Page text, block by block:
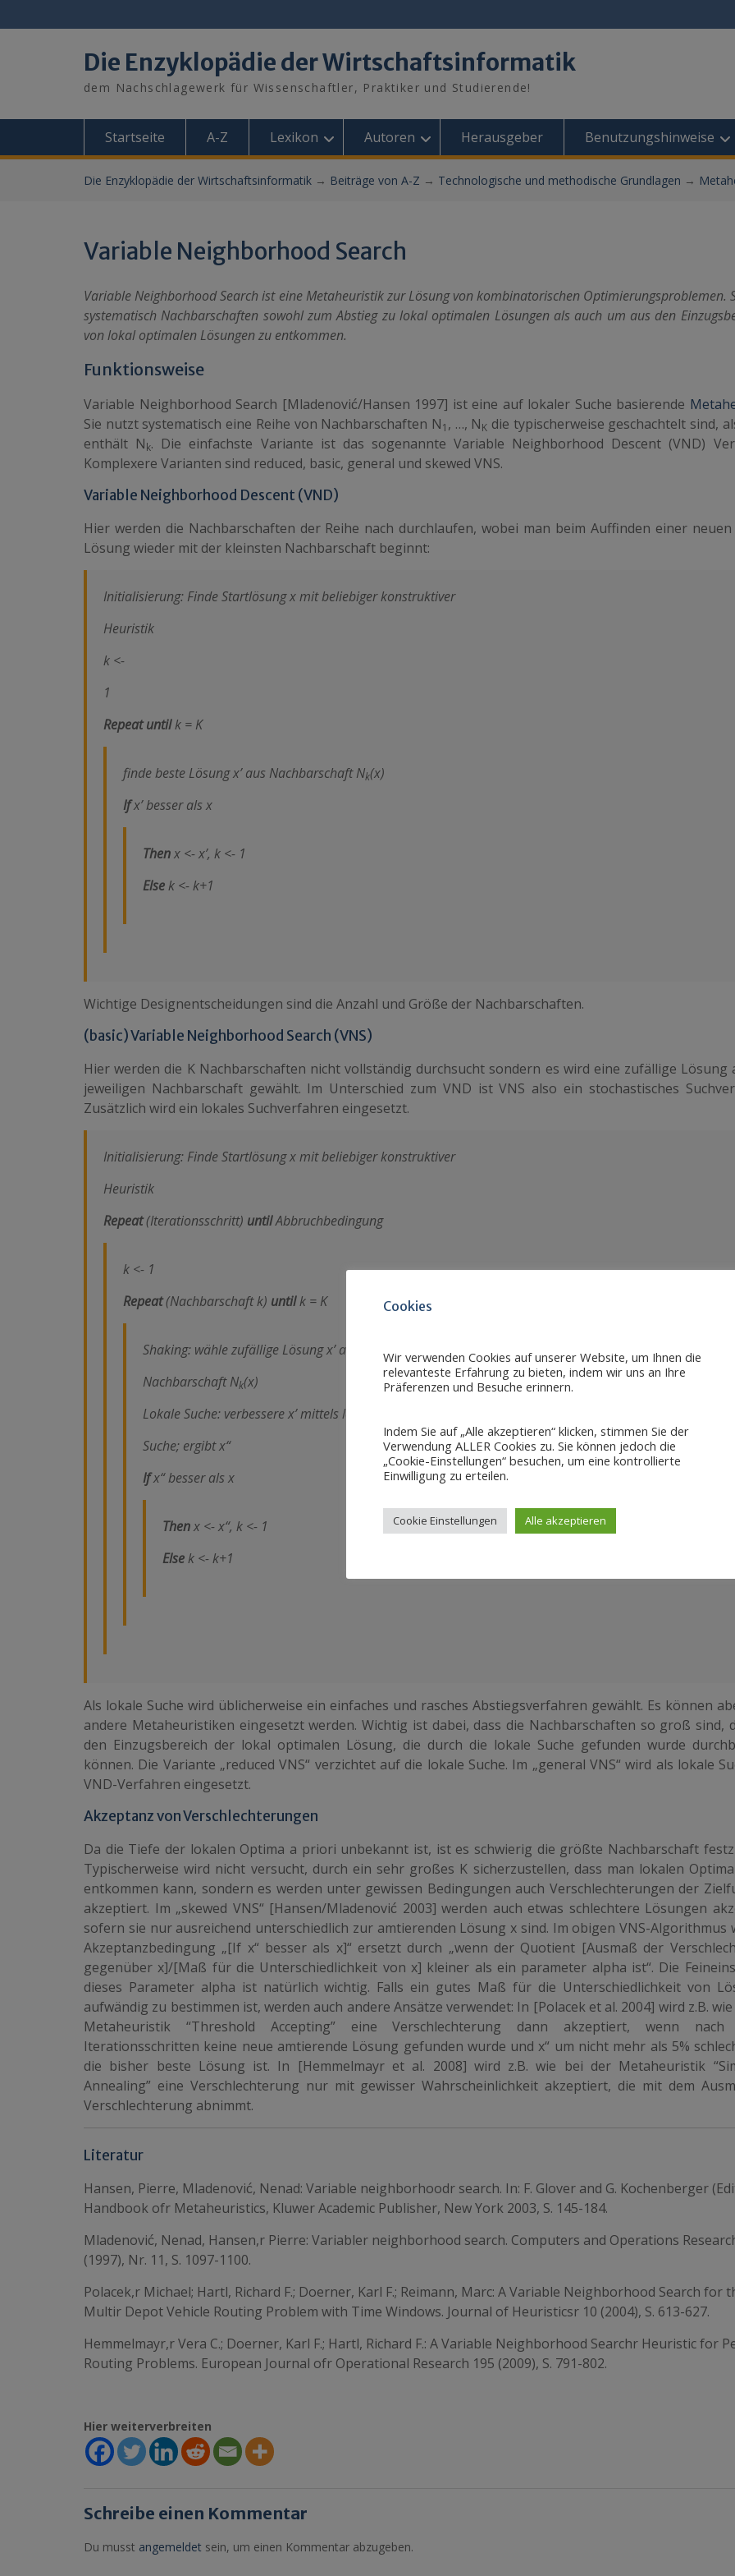
to
Die Enzyklopädie der Wirtschaftsinformatik
dem Nachschlagewerk für Wissenschaftler, Praktiker und Studierende!
Startseite A-Z Lexikon Autoren Herausgeber Benutzungshinweise
Die Enzyklopädie der Wirtschaftsinformatik → Beiträge von A-Z → Technologische und methodische Grundlagen →
Variable Neighborhood Search
Variable Neighborhood Search ist eine Metaheuristik zur Lösung von kombinatorischen Optimierungsproblemen.
systematisch Nachbarschaften sowohl zum Abstieg zu lokal optimalen Lösungen als auch um aus den
von lokal optimalen Lösungen zu entkommen.
Funktionsweise
Variable Neighborhood Search [Mladenović/Hansen 1997] ist eine auf lokaler Suche basierende
Sie nutzt systematisch eine Reihe von Nachbarschaften N1 , …, NK die typischerweise geschachtelt sind,
enthält Nk. Die einfachste Variante ist das sogenannte Variable Neighborhood Descent (VND)
Komplexere Varianten sind reduced, basic, general und skewed VNS.
Variable Neighborhood Descent (VND)
Hier werden die Nachbarschaften der Reihe nach durchlaufen, wobei man beim Auffinden einer
Lösung wieder mit der kleinsten Nachbarschaft beginnt:
Initialisierung: Finde Startlösung x mit beliebiger konstruktiver
Heuristik
k <-
1
Repeat untilk = K
finde beste Lösung x’ aus NachbarschaftNk(x)
Ifx’ besser als x
Thenx <- x’, k <- 1
Elsek <- k+1
Wichtige Designentscheidungen sind die Anzahl und Größe der Nachbarschaften.
(basic) Variable Neighborhood Search (VNS)
Hier werden die K Nachbarschaften nicht vollständig durchsucht sondern es wird eine zufällige Lösung
jeweiligen Nachbarschaft gewählt. Im Unterschied zum VND ist VNS also ein stochastisches
Zusätzlich wird ein lokales Suchverfahren eingesetzt.
Initialisierung: Finde Startlösung x mit beliebiger konstruktiver
Heuristik
Repeat(Iterationsschritt) untilAbbruchbedingung
k <- 1
Repeat(Nachbarschaft k) untilk = K
Shaking: wähle zufällige Lösung x’ aus
Nachbarschaft Nk(x)
Lokale Suche: verbessere x’ mittels lokaler
Suche; ergibt x“
Ifx“ besser als x
Thenx <- x“, k <- 1
Elsek <- k+1
Als lokale Suche wird üblicherweise ein einfaches und rasches Abstiegsverfahren gewählt. Es können
andere Metaheuristiken eingesetzt werden. Wichtig ist dabei, dass die Nachbarschaften so groß sind,
den Einzugsbereich der lokal optimalen Lösung, die durch die lokale Suche gefunden wurde
können. Die Variante „reducedVNS“ verzichtet auf die lokale Suche. Im „general VNS“ wird als lokale
VND-Verfahren eingesetzt.
Akzeptanz von Verschlechterungen
Da die Tiefe der lokalen Optima a priori unbekannt ist, ist es schwierig die größte Nachbarschaft
Typischerweise wird nicht versucht, durch ein sehr großes K sicherzustellen, dass man lokalen
entkommen kann, sondern es werden unter gewissen Bedingungen auch Verschlechterungen der
akzeptiert. Im „skewed VNS“ [Hansen/Mladenović 2003] werden auch etwas schlechtere Lösungen
sofern sie nur ausreichend unterschiedlich zur amtierenden Lösung x sind. Im obigen VNS-Algorithmus
Akzeptanzbedingung „[If x“ besser als x]“ ersetzt durch „wenn der Quotient [Ausmaß der
gegenüber x]/[Maß für die Unterschiedlichkeit von x] kleiner als ein parameter alpha ist“. Die
dieses Parameter alpha ist natürlich wichtig. Falls ein gutes Maß für die Unterschiedlichkeit von
aufwändig zu bestimmen ist, werden auch andere Ansätze verwendet: In [Polacek et al. 2004] wird z.B.
Metaheuristik “Threshold Accepting” eine Verschlechterung dann akzeptiert, wenn nach
Iterationsschritten keine neue amtierende Lösung gefunden wurde und x“ um nicht mehr als 5%
die bisher beste Lösung ist. In [Hemmelmayr et al. 2008] wird z.B. wie bei der Metaheuristik
Annealing” eine Verschlechterung nur mit gewisser Wahrscheinlichkeit akzeptiert, die mit dem
Verschlechterung abnimmt.
Literatur
Hansen, Pierre, Mladenović, Nenad: Variable neighborhoodr search. In: F. Glover and G. Kochenberger
Handbook ofr Metaheuristics, Kluwer Academic Publisher, New York 2003, S. 145-184.
Mladenović, Nenad, Hansen,r Pierre: Variabler neighborhood search. Computers and Operations
(1997), Nr. 11, S. 1097-1100.
Polacek,r Michael; Hartl, Richard F.; Doerner, Karl F.; Reimann, Marc: A Variable Neighborhood Search for
Multir Depot Vehicle Routing Problem with Time Windows. Journal of Heuristicsr 10 (2004), S. 613-627.
Hemmelmayr,r Vera C.; Doerner, Karl F.; Hartl, Richard F.: A Variable Neighborhood Searchr Heuristic for
Routing Problems. European Journal ofr Operational Research 195 (2009), S. 791-802.
Hier weiterverbreiten
Schreibe einen Kommentar
Du musst angemeldet sein, um einen Kommentar abzugeben.
Cookies
Wir verwenden Cookies auf unserer Website, um Ihnen die
relevanteste Erfahrung zu bieten, indem wir uns an Ihre
Präferenzen und Besuche erinnern.
Indem Sie auf „Alle akzeptieren“ klicken, stimmen Sie der
Verwendung ALLER Cookies zu. Sie können jedoch die
„Cookie-Einstellungen“ besuchen, um eine kontrollierte
Einwilligung zu erteilen.
Cookie Einstellungen Alle akzeptieren